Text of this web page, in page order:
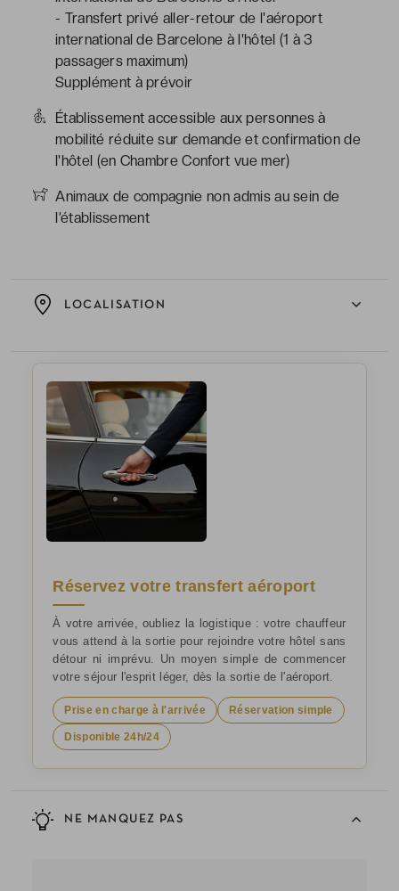
- Transfert privé aller-retour de l'aéroport
international de Barcelone à l'hôtel (1 à 3
passagers maximum)
Supplément à prévoir
Établissement accessible aux personnes à
mobilité réduite sur demande et confirmation de
l'hôtel (en Chambre Confort vue mer)
Animaux de compagnie non admis au sein de
l’établissement
NE MANQUEZ PAS
LOCALISATION
Réservez votre transfert aéroport
À votre arrivée, oubliez la logistique : votre chauffeur
vous attend à la sortie pour rejoindre votre hôtel sans
détour ni imprévu. Un moyen simple de commencer
votre séjour l'esprit léger, dès la sortie de l'aéroport.
Prise en charge à l'arrivée Réservation simple
Disponible 24h/24